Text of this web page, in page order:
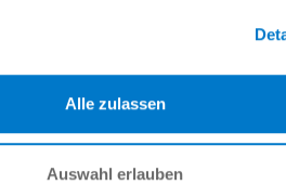
Alle zulassen
Auswahl erlauben
로드